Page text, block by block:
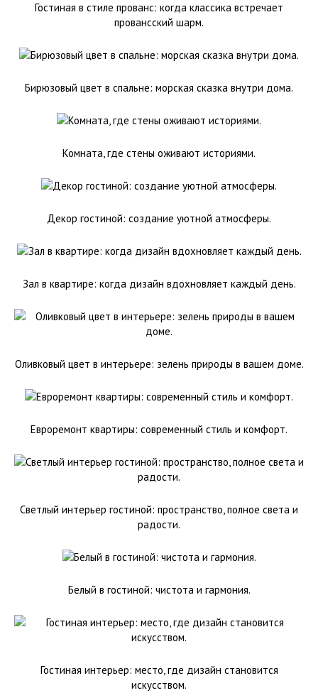
Гостиная в стиле прованс: когда классика встречает
провансский шарм.
Бирюзовый цвет в спальне: морская сказка внутри дома.
Комната, где стены оживают историями.
Декор гостиной: создание уютной атмосферы.
Зал в квартире: когда дизайн вдохновляет каждый день.
Оливковый цвет в интерьере: зелень природы в вашем доме.
Евроремонт квартиры: современный стиль и комфорт.
Светлый интерьер гостиной: пространство, полное света и
радости.
Белый в гостиной: чистота и гармония.
Гостиная интерьер: место, где дизайн становится
искусством.